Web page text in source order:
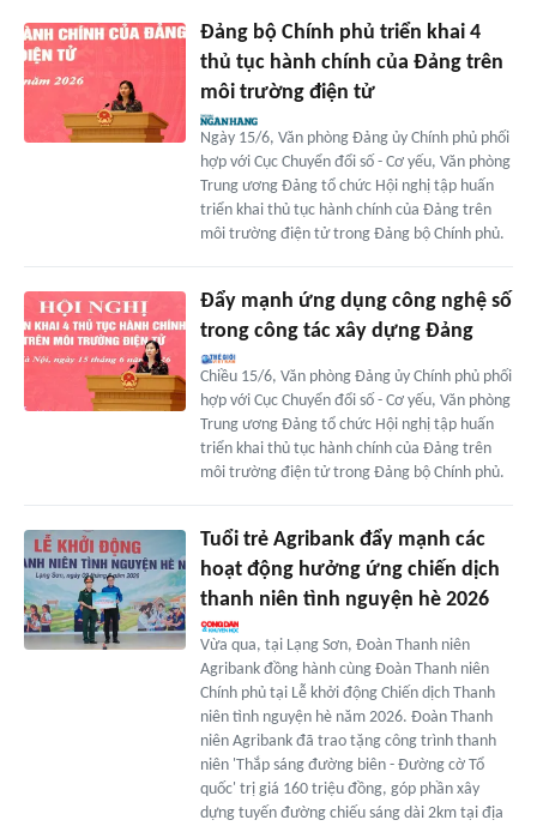
Đảng bộ Chính phủ triển khai 4
thủ tục hành chính của Đảng trên
môi trường điện tử
Ngày 15/6, Văn phòng Đảng ủy Chính phủ phối
hợp với Cục Chuyển đổi số - Cơ yếu, Văn phòng
Trung ương Đảng tổ chức Hội nghị tập huấn
triển khai thủ tục hành chính của Đảng trên
môi trường điện tử trong Đảng bộ Chính phủ.
Đẩy mạnh ứng dụng công nghệ số
trong công tác xây dựng Đảng
Chiều 15/6, Văn phòng Đảng ủy Chính phủ phối
hợp với Cục Chuyển đổi số - Cơ yếu, Văn phòng
Trung ương Đảng tổ chức Hội nghị tập huấn
triển khai thủ tục hành chính của Đảng trên
môi trường điện tử trong Đảng bộ Chính phủ.
Tuổi trẻ Agribank đẩy mạnh các
hoạt động hưởng ứng chiến dịch
thanh niên tình nguyện hè 2026
Vừa qua, tại Lạng Sơn, Đoàn Thanh niên
Agribank đồng hành cùng Đoàn Thanh niên
Chính phủ tại Lễ khởi động Chiến dịch Thanh
niên tình nguyện hè năm 2026. Đoàn Thanh
niên Agribank đã trao tặng công trình thanh
niên 'Thắp sáng đường biên - Đường cờ Tổ
quốc' trị giá 160 triệu đồng, góp phần xây
dựng tuyến đường chiếu sáng dài 2km tại địa